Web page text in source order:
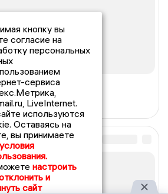
кнопку вы
согласие на
персональных
сервиса
LiveInternet.
используются
Оставаясь на
вы принимаете
настроить
и
сайт